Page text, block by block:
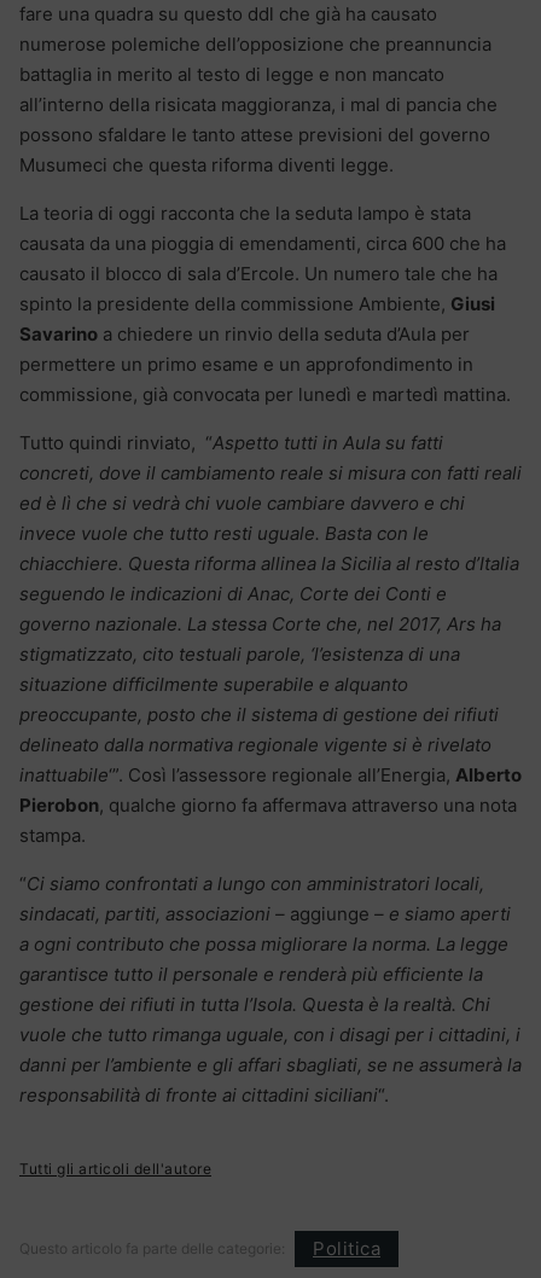
fare una quadra su questo ddl che già ha causato
numerose polemiche dell’opposizione che preannuncia
battaglia in merito al testo di legge e non mancato
all’interno della risicata maggioranza, i mal di pancia che
possono sfaldare le tanto attese previsioni del governo
Musumeci che questa riforma diventi legge.
La teoria di oggi racconta che la seduta lampo è stata
causata da una pioggia di emendamenti, circa 600 che ha
causato il blocco di sala d’Ercole. Un numero tale che ha
spinto la presidente della commissione Ambiente, Giusi
Savarino a chiedere un rinvio della seduta d’Aula per
permettere un primo esame e un approfondimento in
commissione, già convocata per lunedì e martedì mattina.
Tutto quindi rinviato, “Aspetto tutti in Aula su fatti
concreti, dove il cambiamento reale si misura con fatti reali
ed è lì che si vedrà chi vuole cambiare davvero e chi
invece vuole che tutto resti uguale. Basta con le
chiacchiere. Questa riforma allinea la Sicilia al resto d’Italia
seguendo le indicazioni di Anac, Corte dei Conti e
governo nazionale. La stessa Corte che, nel 2017, Ars ha
stigmatizzato, cito testuali parole, ‘l’esistenza di una
situazione difficilmente superabile e alquanto
preoccupante, posto che il sistema di gestione dei rifiuti
delineato dalla normativa regionale vigente si è rivelato
inattuabile‘”. Così l’assessore regionale all’Energia, Alberto
Pierobon, qualche giorno fa affermava attraverso una nota
stampa.
“Ci siamo confrontati a lungo con amministratori locali,
sindacati, partiti, associazioni – aggiunge – e siamo aperti
a ogni contributo che possa migliorare la norma. La legge
garantisce tutto il personale e renderà più efficiente la
gestione dei rifiuti in tutta l’Isola. Questa è la realtà. Chi
vuole che tutto rimanga uguale, con i disagi per i cittadini, i
danni per l’ambiente e gli affari sbagliati, se ne assumerà la
responsabilità di fronte ai cittadini siciliani“.
Tutti gli articoli dell'autore
Questo articolo fa parte delle categorie: Politica